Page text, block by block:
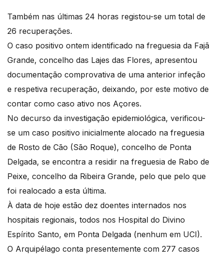
Também nas últimas 24 horas registou-se um total de
26 recuperações.
O caso positivo ontem identificado na freguesia da Fajã
Grande, concelho das Lajes das Flores, apresentou
documentação comprovativa de uma anterior infeção
e respetiva recuperação, deixando, por este motivo de
contar como caso ativo nos Açores.
No decurso da investigação epidemiológica, verificou-
se um caso positivo inicialmente alocado na freguesia
de Rosto de Cão (São Roque), concelho de Ponta
Delgada, se encontra a residir na freguesia de Rabo de
Peixe, concelho da Ribeira Grande, pelo que pelo que
foi realocado a esta última.
À data de hoje estão dez doentes internados nos
hospitais regionais, todos nos Hospital do Divino
Espírito Santo, em Ponta Delgada (nenhum em UCI).
O Arquipélago conta presentemente com 277 casos